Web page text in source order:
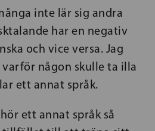
inte lär sig andra
har en negativ
och vice versa. Jag
någon skulle ta illa
ett annat språk.
ett annat språk så